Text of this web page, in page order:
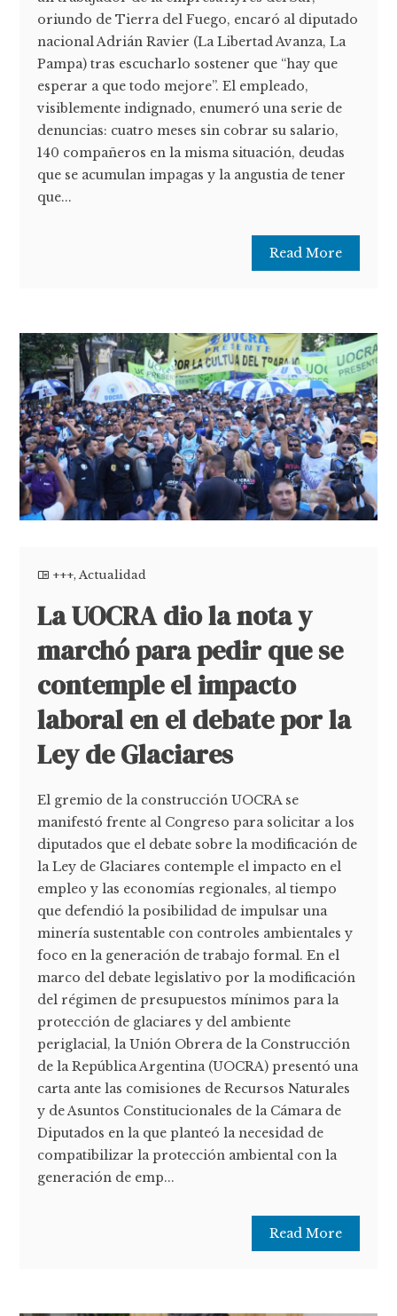
oriundo de Tierra del Fuego, encaró al diputado
nacional Adrián Ravier (La Libertad Avanza, La
Pampa) tras escucharlo sostener que “hay que
esperar a que todo mejore”. El empleado,
visiblemente indignado, enumeró una serie de
denuncias: cuatro meses sin cobrar su salario,
140 compañeros en la misma situación, deudas
que se acumulan impagas y la angustia de tener
que...
Read More
+++,Actualidad
La UOCRA dio la nota y
marchó para pedir que se
contemple el impacto
laboral en el debate por la
Ley de Glaciares
El gremio de la construcción UOCRA se
manifestó frente al Congreso para solicitar a los
diputados que el debate sobre la modificación de
la Ley de Glaciares contemple el impacto en el
empleo y las economías regionales, al tiempo
que defendió la posibilidad de impulsar una
minería sustentable con controles ambientales y
foco en la generación de trabajo formal. En el
marco del debate legislativo por la modificación
del régimen de presupuestos mínimos para la
protección de glaciares y del ambiente
periglacial, la Unión Obrera de la Construcción
de la República Argentina (UOCRA) presentó una
carta ante las comisiones de Recursos Naturales
y de Asuntos Constitucionales de la Cámara de
Diputados en la que planteó la necesidad de
compatibilizar la protección ambiental con la
generación de emp...
Read More